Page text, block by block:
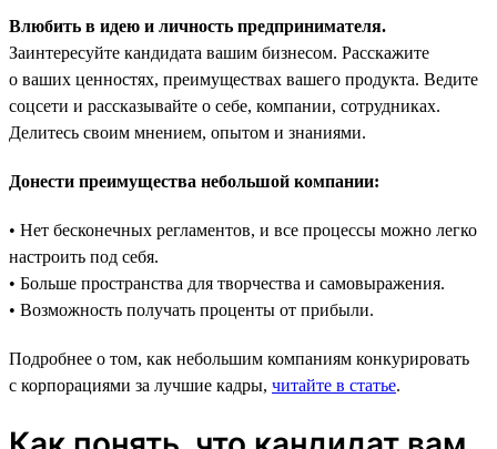
Влюбить в идею и личность предпринимателя.
Заинтересуйте кандидата вашим бизнесом. Расскажите
о ваших ценностях, преимуществах вашего продукта. Ведите
соцсети и рассказывайте о себе, компании, сотрудниках.
Делитесь своим мнением, опытом и знаниями.
Донести преимущества небольшой компании:
• Нет бесконечных регламентов, и все процессы можно легко
настроить под себя.
• Больше пространства для творчества и самовыражения.
• Возможность получать проценты от прибыли.
Подробнее о том, как небольшим компаниям конкурировать
с корпорациями за лучшие кадры, читайте в статье.